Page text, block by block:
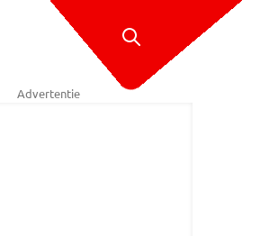
Advertentie